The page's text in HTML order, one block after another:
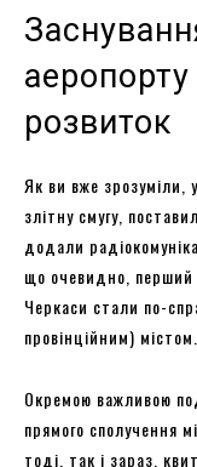
розвиток
Як ви вже зрозуміли,
злітну смугу,
додали
що очевидно, перший
Черкаси стали по-
провінційним) містом.
Окремою важливою
прямого сполучення
тоді, так і зараз,